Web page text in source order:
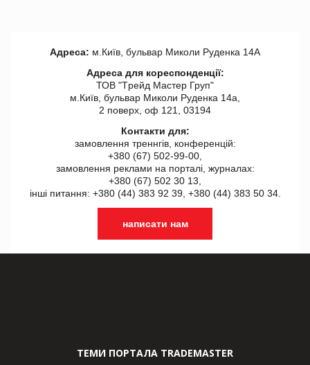
Адреса: м.Київ, бульвар Миколи Руденка 14А
Адреса для кореспонденції:
ТОВ "Tрейд Мастер Груп"
м.Київ, бульвар Миколи Руденка 14а,
2 поверх, оф 121, 03194
Контакти для:
замовлення треннгів, конференцій:
+380 (67) 502-99-00,
замовлення реклами на порталі, журналах:
+380 (67) 502 30 13,
інші питання: +380 (44) 383 92 39, +380 (44) 383 50 34.
написати нам
ТЕМИ ПОРТАЛА TRADEMASTER